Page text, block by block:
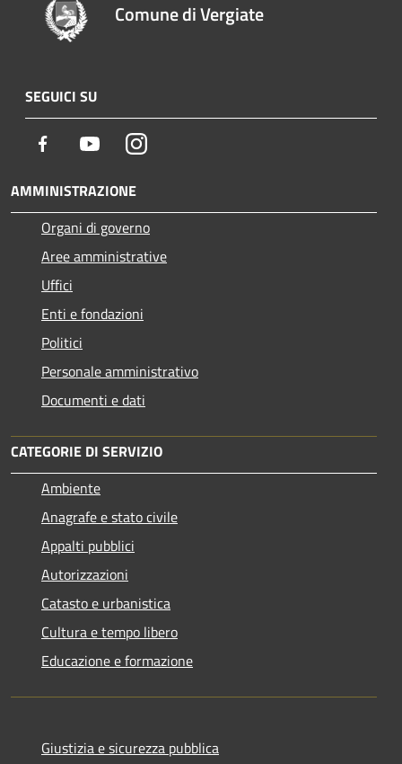
Comune di Vergiate
SEGUICI SU
Facebook YoutubeInstagram
AMMINISTRAZIONE
Organi di governo
Aree amministrative
Uffici
Enti e fondazioni
Politici
Personale amministrativo
Documenti e dati
CATEGORIE DI SERVIZIO
Ambiente
Anagrafe e stato civile
Appalti pubblici
Autorizzazioni
Catasto e urbanistica
Cultura e tempo libero
Educazione e formazione
Giustizia e sicurezza pubblica